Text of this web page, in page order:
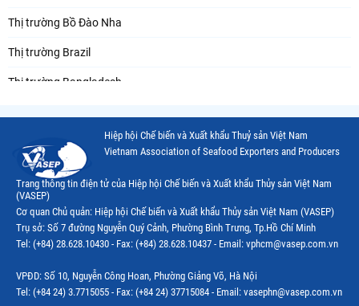
Thị trường Bồ Đào Nha
Thị trường Brazil
Thị trường Bangladesh
Thị trường Canada
Thị trường Ecuador
Thị trường EU
Thị trường Indonesia
Thị trường Mỹ
Hiệp hội Chế biến và Xuất khẩu Thuỷ sản Việt Nam
Vietnam Association of Seafood Exporters and Producers
Trang thông tin điện tử của Hiệp hội Chế biến và Xuất khẩu Thủy sản Việt Nam
(VASEP)
Cơ quan Chủ quản: Hiệp hội Chế biến và Xuất khẩu Thủy sản Việt Nam (VASEP)
Trụ sở: Số 7 đường Nguyễn Quý Cảnh, Phường Bình Trưng, Tp.Hồ Chí Minh
Tel: (+84) 28.628.10430 - Fax: (+84) 28.628.10437 - Email: vphcm@vasep.com.vn
VPĐD: Số 10, Nguyễn Công Hoan, Phường Giảng Võ, Hà Nội
Tel: (+84 24) 3.7715055 - Fax: (+84 24) 37715084 - Email: vasephn@vasep.com.vn